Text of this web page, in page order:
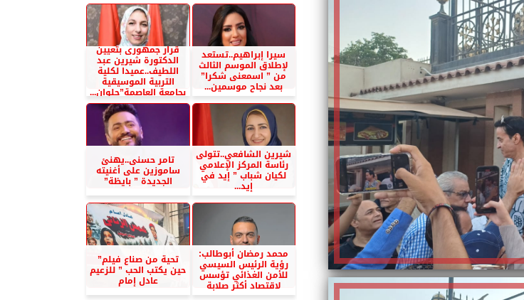
سيرا إبراهيم..تستعد
لإطلاق الموسم الثالث
من ” اسمعنى شكرا”
بعد نجاح موسمين...
قرار جمهورى بتعيين
الدكتورة شيرين عبد
اللطيف..عميدا لكلية
التربية الموسيقية
بجامعة العاصمة”حلوان...
شيرين الشافعي..تتولى
رئاسة المركز الإعلامي
لكيان شباب ” إيد في
إيد...
تامر حسنى..يهنئ
ساموزين على أغنيته
الجديدة ” بايظة”
محمد رمضان أبوطالب:
رؤية الرئيس السيسي
للأمن الغذائي تؤسس
لاقتصاد أكثر صلابة
تحية من صناع فيلم”
حين يكتب الحب ” للزعيم
عادل إمام